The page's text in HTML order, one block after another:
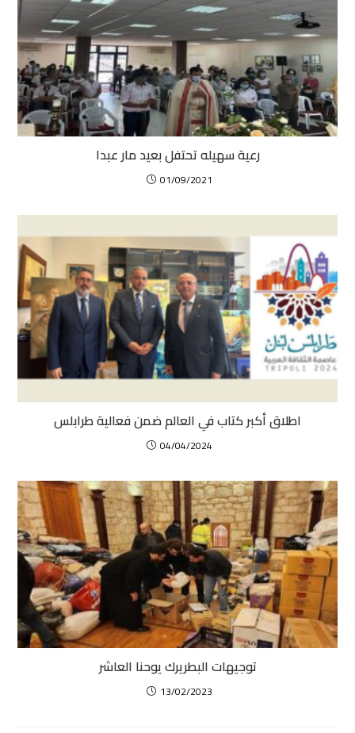
رعية سهيله تحتفل بعيد مار عبدا
01/09/2021
اطلاق أكبر كتاب في العالم ضمن فعالية طرابلس
04/04/2024
توجيهات البطريرك يوحنا العاشر
13/02/2023